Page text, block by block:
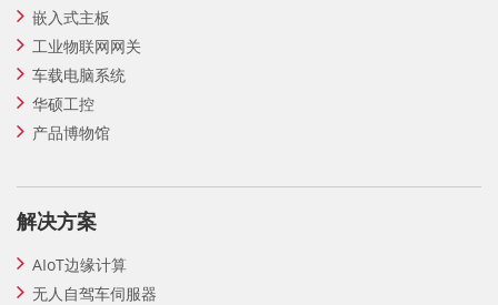
嵌入式主板
工业物联网网关
车载电脑系统
华硕工控
产品博物馆
解决方案
AIoT边缘计算
无人自驾车伺服器